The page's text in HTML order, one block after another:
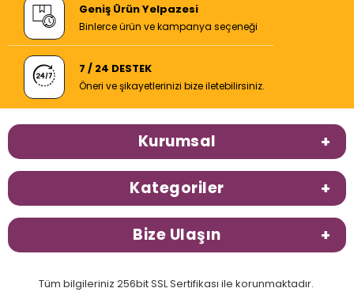
Geniş Ürün Yelpazesi
Binlerce ürün ve kampanya seçeneği
7 / 24 DESTEK
Öneri ve şikayetlerinizi bize iletebilirsiniz.
Kurumsal
Kategoriler
Bize Ulaşın
Tüm bilgileriniz 256bit SSL Sertifikası ile korunmaktadır.